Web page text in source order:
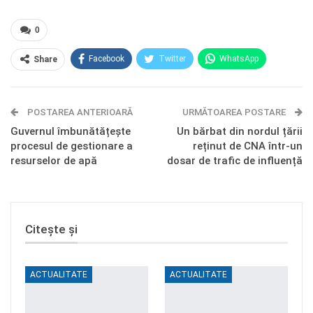
0
Share Facebook Twitter WhatsApp
Telegram OK.ru
POSTAREA ANTERIOARĂ
Guvernul îmbunătățește
procesul de gestionare a
resurselor de apă
URMĂTOAREA POSTARE
Un bărbat din nordul țării
reținut de CNA într-un
dosar de trafic de influență
Citește și
ACTUALITATE ACTUALITATE